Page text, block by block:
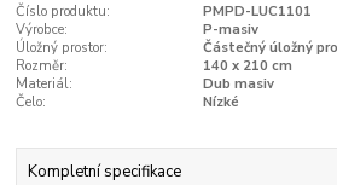
Číslo produktu:
PMPD-LUC1101
Výrobce:
P-masiv
Úložný prostor:
Částečný úložný
Rozměr:
140 x 210 cm
Materiál:
Dub masiv
Čelo:
Nízké
Kompletní specifikace